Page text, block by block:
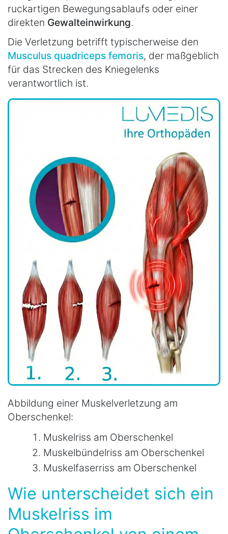
ruckartigen Bewegungsablaufs oder einer
direkten Gewalteinwirkung.
Die Verletzung betrifft typischerweise den
Musculus quadriceps femoris, der maßgeblich
für das Strecken des Kniegelenks
verantwortlich ist.
Abbildung einer Muskelverletzung am
Oberschenkel:
Muskelriss am Oberschenkel
Muskelbündelriss am Oberschenkel
Muskelfaserriss am Oberschenkel
Wie unterscheidet sich ein
Muskelriss im